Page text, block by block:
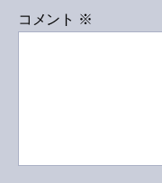
コメント ※